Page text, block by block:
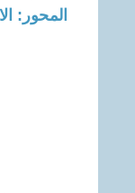
المحور: